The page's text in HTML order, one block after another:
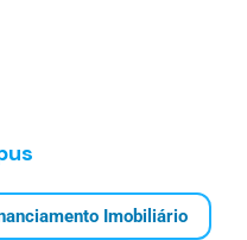
Imobiliário